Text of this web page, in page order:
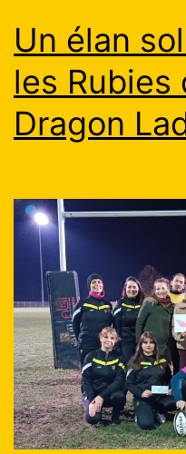
Un élan
les Rubies
Dragon